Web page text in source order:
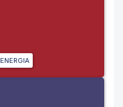
ENERGIA